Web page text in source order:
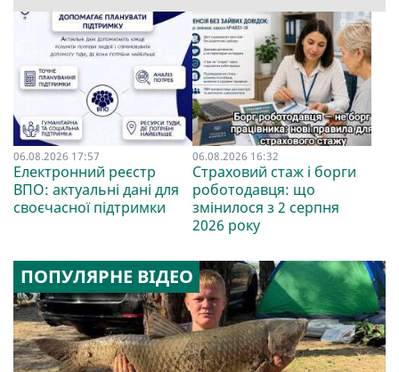
06.08.2026 17:57
Електронний реєстр
ВПО: актуальні дані для
своєчасної підтримки
06.08.2026 16:32
Страховий стаж і борги
роботодавця: що
змінилося з 2 серпня
2026 року
ПОПУЛЯРНЕ ВІДЕО